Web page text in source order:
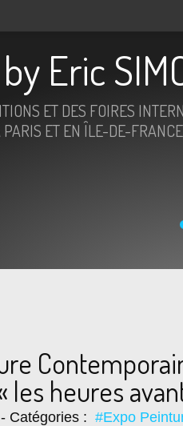
by Eric
ET DES FOIRES
ET EN ÎLE-DE-
les heures
- Catégories : #Expo